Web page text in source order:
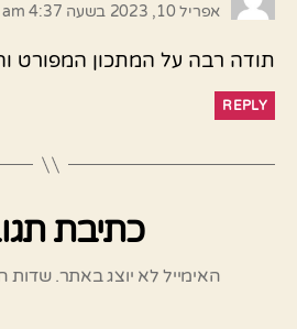
אפריל 10, 2023 בשעה 4:37 am
תודה רבה על המתכון המפורט
REPLY
כתיבת
האימייל לא יוצג באתר. שדות